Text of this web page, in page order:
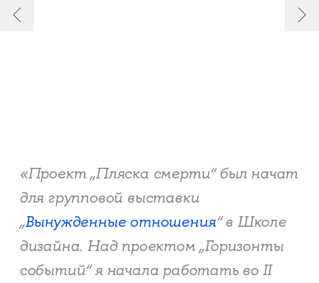
«Проект „Пляска смерти“ был начат
для групповой выставки
„Вынужденные отношения“ в Школе
дизайна. Над проектом „Горизонты
событий“ я начала работать во II